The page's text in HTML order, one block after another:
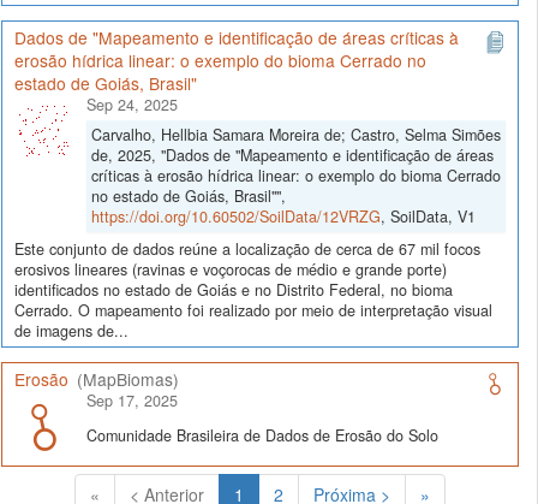
Dados de "Mapeamento e identificação de áreas críticas à
erosão hídrica linear: o exemplo do bioma Cerrado no
estado de Goiás, Brasil"
Sep 24, 2025
Carvalho, Hellbia Samara Moreira de; Castro, Selma Simões
de, 2025, "Dados de "Mapeamento e identificação de áreas
críticas à erosão hídrica linear: o exemplo do bioma Cerrado
no estado de Goiás, Brasil"",
https://doi.org/10.60502/SoilData/12VRZG, SoilData, V1
Este conjunto de dados reúne a localização de cerca de 67 mil focos
erosivos lineares (ravinas e voçorocas de médio e grande porte)
identificados no estado de Goiás e no Distrito Federal, no bioma
Cerrado. O mapeamento foi realizado por meio de interpretação visual
de imagens de...
Erosão (MapBiomas)
Sep 17, 2025
Comunidade Brasileira de Dados de Erosão do Solo
« < Anterior 1 (Atual)
2 Próxima > »